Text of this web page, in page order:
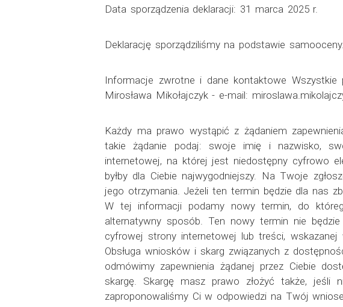
Data sporządzenia deklaracji: 31 marca 2025 r.
Deklarację sporządziliśmy na podstawie samooceny.
Informacje zwrotne i dane kontaktowe
Mirosława Mikołajczyk - e-mail:
Każdy ma prawo wystąpić z żądaniem
takie żądanie podaj: swoje imię i nazwisko,
internetowej, na której jest niedostępny cyfrowo
byłby dla Ciebie najwygodniejszy. Na Twoje
jego otrzymania. Jeżeli ten termin będzie dla nas
W tej informacji podamy nowy termin, do
alternatywny sposób. Ten nowy termin nie
cyfrowej strony internetowej lub treści,
Obsługa wniosków i skarg związanych z
odmówimy zapewnienia żądanej przez Ciebie
skargę. Skargę masz prawo złożyć także, jeśli
zaproponowaliśmy Ci w odpowiedzi na Twój